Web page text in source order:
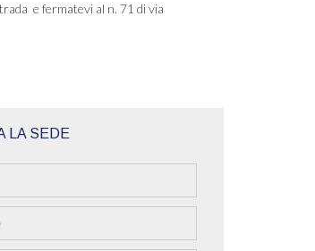
e fermatevi al n. 71 di via
LA SEDE